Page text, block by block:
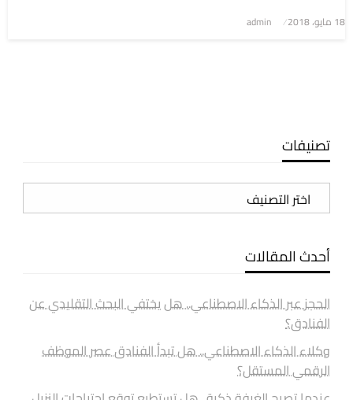
نُشر
18 مايو، 2018 admin
تصنيفات
تصنيفات
أحدث المقالات
الحجز عبر الذكاء الاصطناعي.. هل يختفي البحث التقليدي عن
الفنادق؟
وكلاء الذكاء الاصطناعي.. هل تبدأ الفنادق عصر الموظف
الرقمي المستقل؟